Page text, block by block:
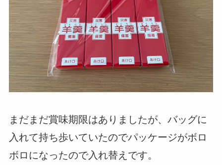
まだまだ賞味期限はありましたが、バッグに
入れて持ち歩いていたのでパッケージがボロ
ボロになったので入れ替えです。